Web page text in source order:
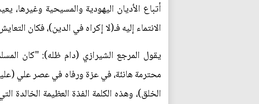
أتباع الأديان اليهودية والمسيحية
الانتماء إليه فـ(لا إكراه في الدين)، فكان
يقول المرجع الشيرازي (دام ظله): "كان
محترمة هانئة، في عزة ورفاه في عصر علي
الخلق)، وهذه الكلمة الفذة العظيمة الخالدة